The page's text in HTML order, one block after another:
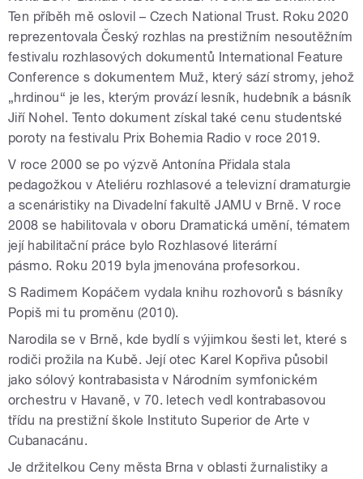
Ten příběh mě oslovil – Czech National Trust. Roku 2020
reprezentovala Český rozhlas na prestižním nesoutěžním
festivalu rozhlasových dokumentů International Feature
Conference s dokumentem Muž, který sází stromy, jehož
„hrdinou“ je les, kterým provází lesník, hudebník a básník
Jiří Nohel. Tento dokument získal také cenu studentské
poroty na festivalu Prix Bohemia Radio v roce 2019.
V roce 2000 se po výzvě Antonína Přidala stala
pedagožkou v Ateliéru rozhlasové a televizní dramaturgie
a scenáristiky na Divadelní fakultě JAMU v Brně. V roce
2008 se habilitovala v oboru Dramatická umění, tématem
její habilitační práce bylo Rozhlasové literární
pásmo. Roku 2019 byla jmenována profesorkou.
S Radimem Kopáčem vydala knihu rozhovorů s básníky
Popiš mi tu proměnu (2010).
Narodila se v Brně, kde bydlí s výjimkou šesti let, které s
rodiči prožila na Kubě. Její otec Karel Kopřiva působil
jako sólový kontrabasista v Národním symfonickém
orchestru v Havaně, v 70. letech vedl kontrabasovou
třídu na prestižní škole Instituto Superior de Arte v
Cubanacánu.
Je držitelkou Ceny města Brna v oblasti žurnalistiky a